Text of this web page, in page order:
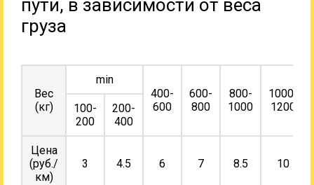
пути, в зависимости от веса
груза
Вес
(кг)
min
400-
600
600-
800
800-
1000
1000-
1200
100-
200
200-
400
Цена
(руб./
км)
3 4.5 6 7 8.5 10